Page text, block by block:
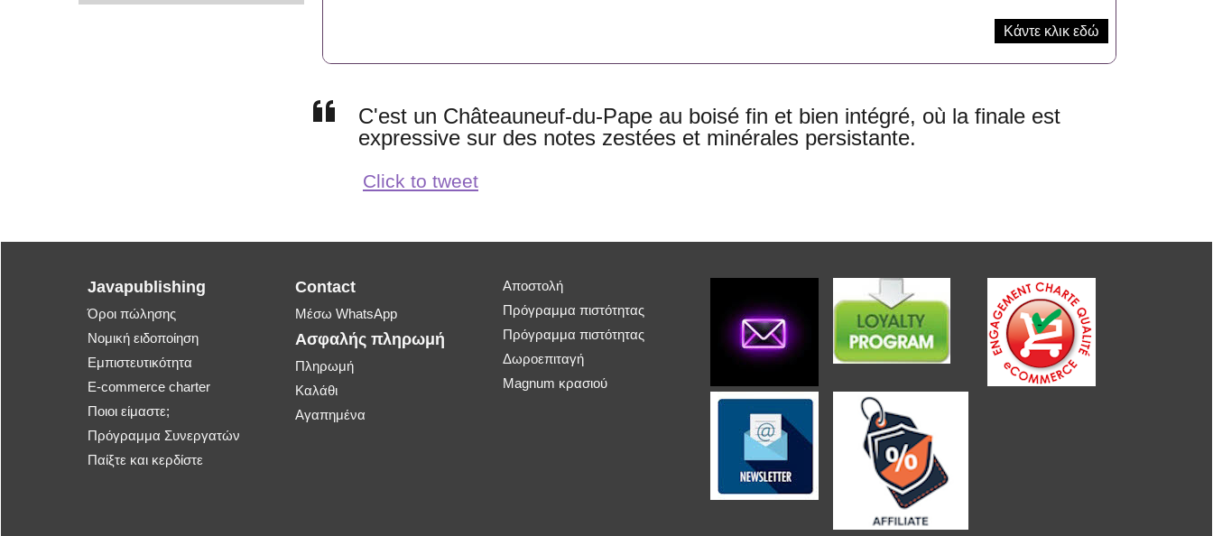
Κάντε κλικ εδώ
C'est un Châteauneuf-du-Pape au boisé fin et bien intégré, où la finale est
expressive sur des notes zestées et minérales persistante.
Click to tweet
Javapublishing
Όροι πώλησης
Νομική ειδοποίηση
Εμπιστευτικότητα
E-commerce charter
Ποιοι είμαστε;
Πρόγραμμα Συνεργατών
Παίξτε και κερδίστε
Contact
Μέσω WhatsApp
Ασφαλής πληρωμή
Πληρωμή
Καλάθι
Αγαπημένα
Αποστολή
Πρόγραμμα πιστότητας
Πρόγραμμα πιστότητας
Δωροεπιταγή
Magnum κρασιού